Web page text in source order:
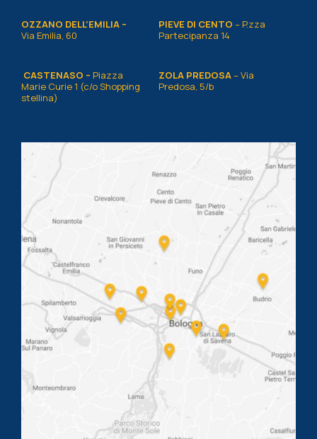
OZZANO DELL’EMILIA –
Via Emilia, 60
PIEVE DI CENTO – P.zza
Partecipanza 14
CASTENASO – Piazza
Marie Curie 1 (c/o Shopping
stellina)
ZOLA PREDOSA– Via
Predosa, 5/b